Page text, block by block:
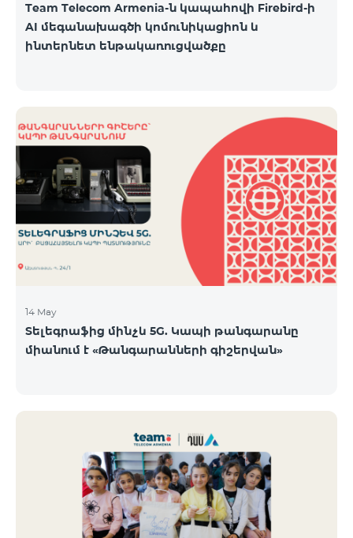
Team Telecom Armenia-ն կապահովի Firebird-ի
AI մեգանախագծի կոմունիկացիոն և
ինտերնետ ենթակառուցվածքը
14 May
Տելեգրաֆից մինչև 5G. Կապի թանգարանը
միանում է «Թանգարանների գիշերվան»